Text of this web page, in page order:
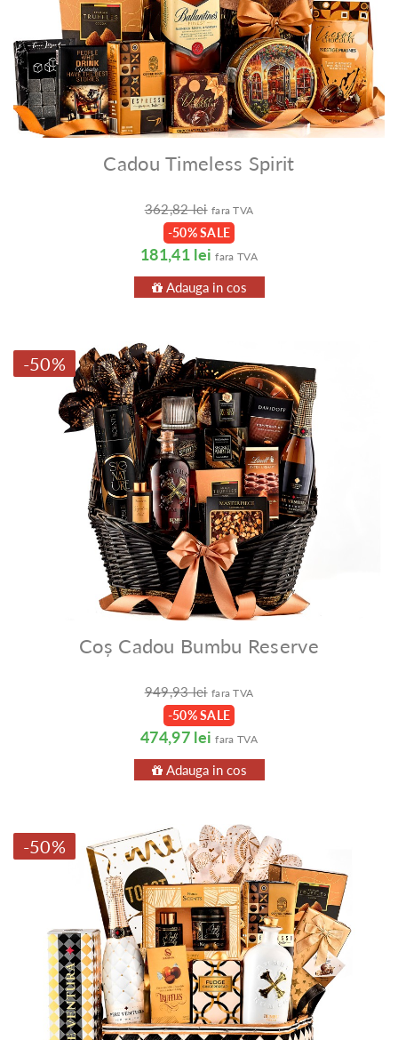
Cadou Timeless Spirit
362,82 lei fara TVA
-50% SALE
181,41 lei fara TVA
Adauga in cos
-50%
Coș Cadou Bumbu Reserve
949,93 lei fara TVA
-50% SALE
474,97 lei fara TVA
Adauga in cos
-50%